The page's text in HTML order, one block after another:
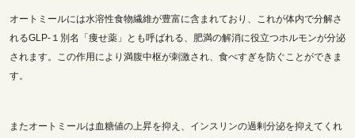
オートミールには水溶性食物繊維が豊富に含まれており、これが体内で分解さ
れるGLP‐１別名「痩せ薬」とも呼ばれる、肥満の解消に役立つホルモンが分泌
されます。この作用により満腹中枢が刺激され、食べすぎを防ぐことができま
す。
またオートミールは血糖値の上昇を抑え、インスリンの過剰分泌を抑えてくれ